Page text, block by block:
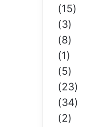
(15)
(3)
(8)
(1)
(5)
(23)
(34)
(2)